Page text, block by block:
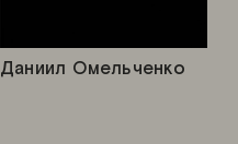
Даниил Омельченко